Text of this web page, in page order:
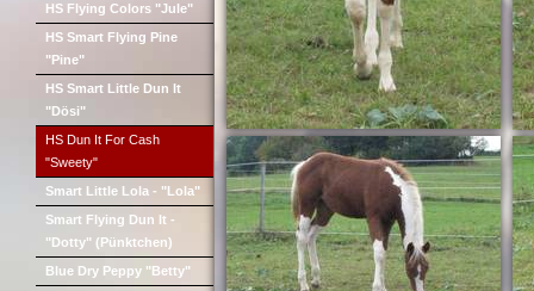
HS Flying Colors "Jule"
HS Smart Flying Pine
"Pine"
HS Smart Little Dun It
"Dösi"
HS Dun It For Cash
"Sweety"
Smart Little Lola - "Lola"
Smart Flying Dun It -
"Dotty" (Pünktchen)
Blue Dry Peppy "Betty"